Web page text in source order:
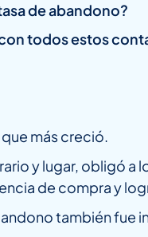
de abandono?
todos estos
más creció.
y lugar, obligó a
de compra y
también